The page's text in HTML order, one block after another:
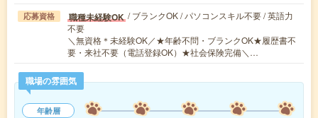
応募資格 職種未経験OK / ブランクOK / パソコンスキル不要 / 英語力
不要
＼無資格＊未経験OK／★年齢不問・ブランクOK★履歴書不
要・来社不要（電話登録OK）★社会保険完備＼…
職場の雰囲気
年齢層